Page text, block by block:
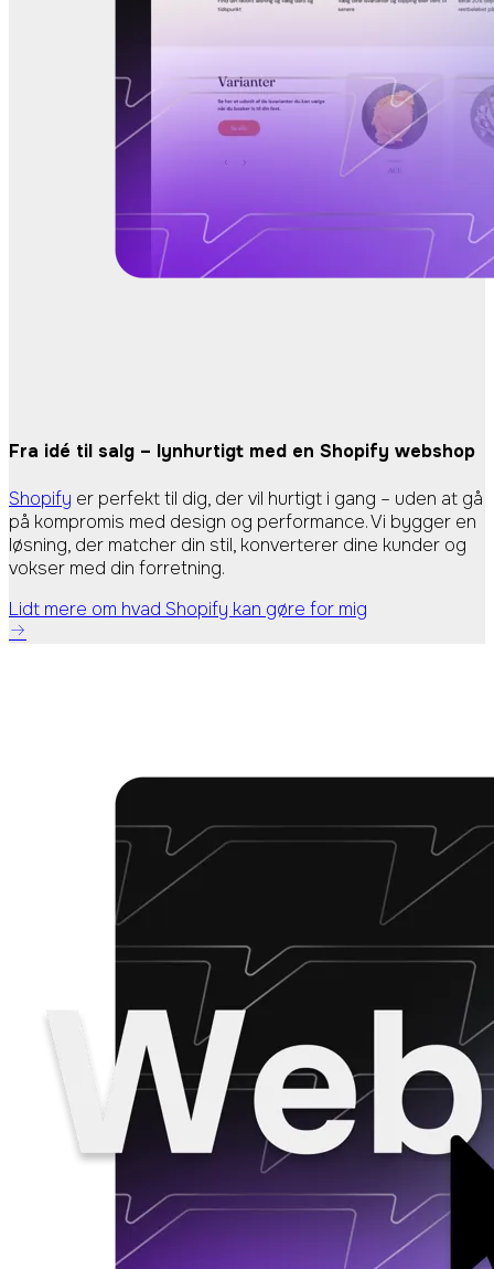
Fra idé til salg – lynhurtigt med en Shopify webshop
Shopify er perfekt til dig, der vil hurtigt i gang – uden at gå
på kompromis med design og performance. Vi bygger en
løsning, der matcher din stil, konverterer dine kunder og
vokser med din forretning.
Lidt mere om hvad Shopify kan gøre for mig